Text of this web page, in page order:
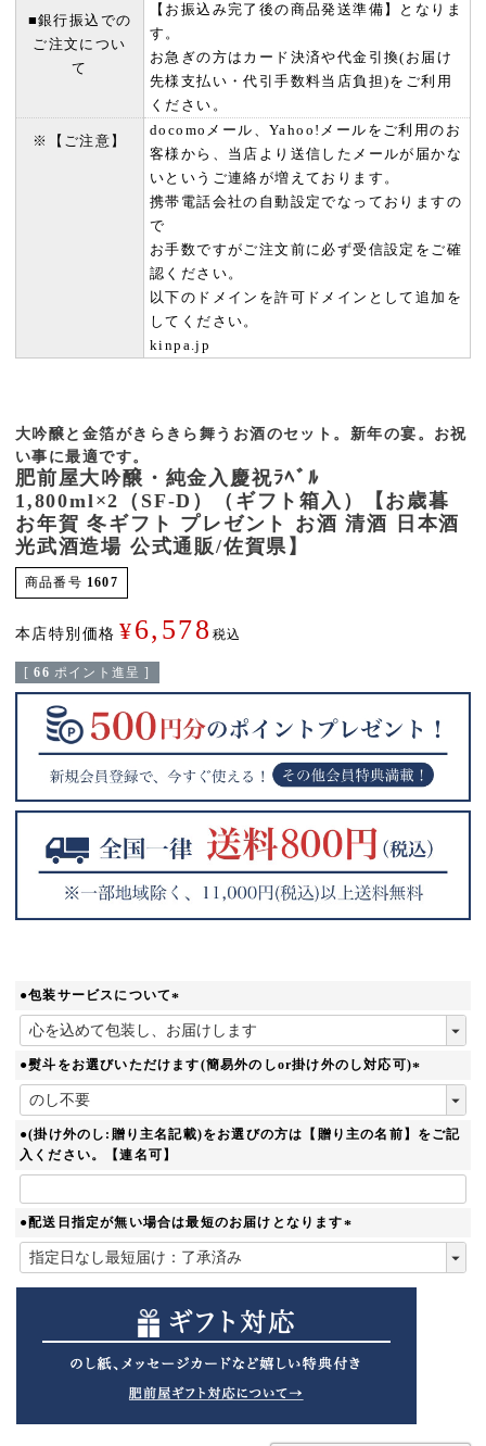
■銀行振込での
ご注文につい
て
【お振込み完了後の商品発送準備】となりま
す。
お急ぎの方はカード決済や代金引換(お届け
先様支払い・代引手数料当店負担)をご利用
ください。
※【ご注意】
docomoメール、Yahoo!メールをご利用のお
客様から、当店より送信したメールが届かな
いというご連絡が増えております。
携帯電話会社の自動設定でなっておりますの
で
お手数ですがご注文前に必ず受信設定をご確
認ください。
以下のドメインを許可ドメインとして追加を
してください。
kinpa.jp
大吟醸と金箔がきらきら舞うお酒のセット。新年の宴。お祝
い事に最適です。
肥前屋大吟醸・純金入慶祝ﾗﾍﾞﾙ
1,800ml×2（SF-D）（ギフト箱入）【お歳暮
お年賀 冬ギフト プレゼント お酒 清酒 日本酒
光武酒造場 公式通販/佐賀県】
商品番号 1607
本店特別価格 ¥6,578 税込
[ 66 ポイント進呈 ]
●包装サービスについて
(
必
須
)
●熨斗をお選びいただけます(簡易外のしor掛け外のし対応可)
必
須
●(掛け外のし:贈り主名記載)をお選びの方は【贈り主の名前】をご記
入ください。【連名可】
●配送日指定が無い場合は最短のお届けとなります
必
須